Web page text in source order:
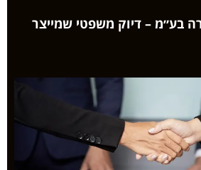
בע״מ – דיוק משפטי שמייצר